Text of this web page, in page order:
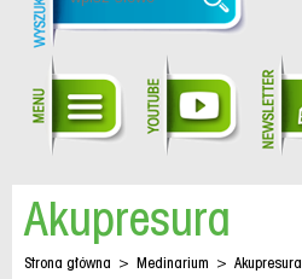
Akupresura
Strona główna > Medinarium > Akupresura